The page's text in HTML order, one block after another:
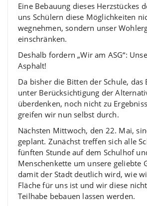
Eine Bebauung dieses Herzstückes
uns Schülern diese Möglichkeiten
wegnehmen, sondern unser
einschränken.
Deshalb fordern „Wir am ASG“:
Asphalt!
Da bisher die Bitten der Schule, das
unter Berücksichtigung der
überdenken, noch nicht zu
greifen wir nun selbst durch.
Nächsten Mittwoch, den 22. Mai,
geplant. Zunächst treffen sich alle
fünften Stunde auf dem Schulhof
Menschenkette um unsere geliebte
damit der Stadt deutlich wird, wie
Fläche für uns ist und wir diese
Teilhabe bebauen lassen werden.